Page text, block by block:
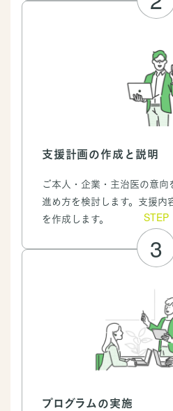
支援計画の作成と説明
ご本人・企業・主治医の意
進め方を検討します。支援内
を作成します。
STEP
3
プログラムの実施